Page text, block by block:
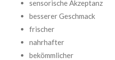
sensorische Akzeptanz
besserer Geschmack
frischer
nahrhafter
bekömmlicher